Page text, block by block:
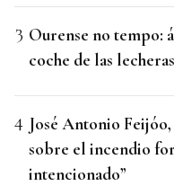
Ourense no tempo:
coche de las lecheras
José Antonio
sobre el incendio
intencionado”